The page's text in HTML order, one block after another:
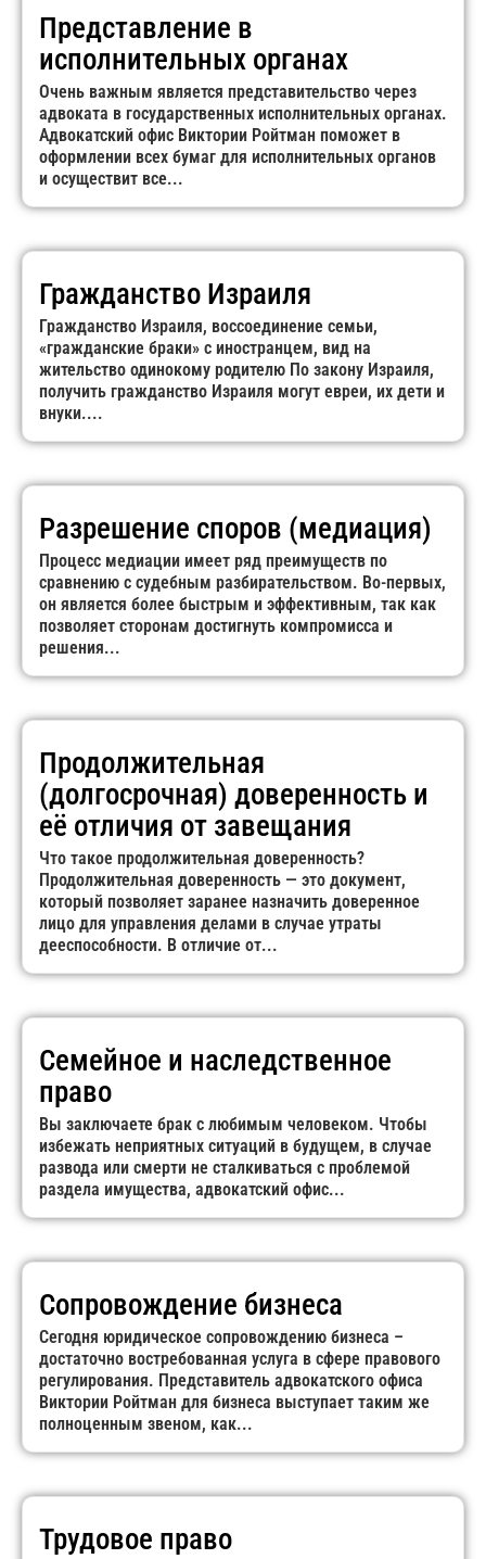
Представление в
исполнительных органах
Очень важным является представительство через
адвоката в государственных исполнительных органах.
Адвокатский офис Виктории Ройтман поможет в
оформлении всех бумаг для исполнительных органов
и осуществит все...
Гражданство Израиля
Гражданство Израиля, воссоединение семьи,
«гражданские браки» с иностранцем, вид на
жительство одинокому родителю По закону Израиля,
получить гражданство Израиля могут евреи, их дети и
внуки....
Разрешение споров (медиация)
Процесс медиации имеет ряд преимуществ по
сравнению с судебным разбирательством. Во-первых,
он является более быстрым и эффективным, так как
позволяет сторонам достигнуть компромисса и
решения...
Продолжительная
(долгосрочная) доверенность и
её отличия от завещания
Что такое продолжительная доверенность?
Продолжительная доверенность — это документ,
который позволяет заранее назначить доверенное
лицо для управления делами в случае утраты
дееспособности. В отличие от...
Cемейное и наследственное
право
Вы заключаете брак с любимым человеком. Чтобы
избежать неприятных ситуаций в будущем, в случае
развода или смерти не сталкиваться с проблемой
раздела имущества, адвокатский офис...
Сопровождение бизнеса
Сегодня юридическое сопровождению бизнеса –
достаточно востребованная услуга в сфере правового
регулирования. Представитель адвокатского офиса
Виктории Ройтман для бизнеса выступает таким же
полноценным звеном, как...
Трудовое право